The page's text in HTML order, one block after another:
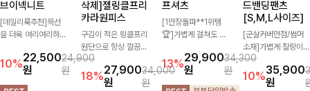
브이넥니트
[데일리룩추천]목선
을 더욱 여리여리하게
자인으로 깔끔한 무드
를 완성해주는 니트
🤍 부드러운 착용감
10%22,500
원
24,900
원
삭제]젤링클프리
카라원피스
구김이 적은 링클프리
원단으로 항상 깔끔하
게 착용 가능하며 일
자로 떨어지는 넉넉한
핏으로 군살을 완벽히
18%27,900
원
34,000
원
프셔츠
[1만장돌파**1위템
🏆]가볍게 걸쳐도 살
감, 여름에 딱 맞는 코
튼 셔츠❤️ 여유 있는
핏과 스트라이프 패
13%29,900
원
34,300
원
드밴딩팬츠
[S,M,L사이즈]
[군살커버만점/썸머
소재]가볍게 찰랑이는
원단과 여유로운 와이
드 핏으로 하루 종일
편안하게 착용하실 수
10%35,900
원